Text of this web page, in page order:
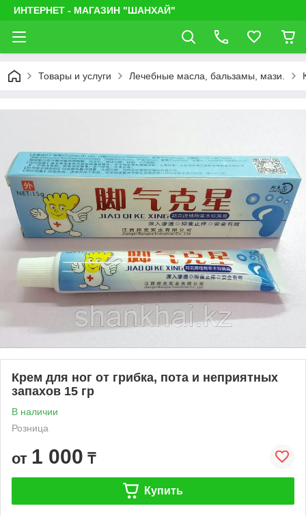
ИНТЕРНЕТ - МАГАЗИН "ШАНХАЙ"
Товары и услуги Лечебные масла, бальзамы, мази.
Крем для ног от грибка, пота и неприятных
запахов 15 гр
В наличии
Розница
от 1 000 ₸
Купить